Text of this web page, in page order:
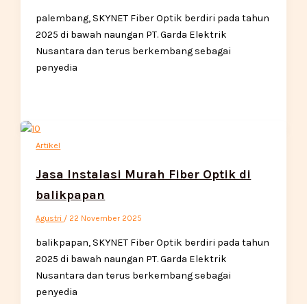
palembang, SKYNET Fiber Optik berdiri pada tahun
2025 di bawah naungan PT. Garda Elektrik
Nusantara dan terus berkembang sebagai
penyedia
Artikel
Jasa Instalasi Murah Fiber Optik di
balikpapan
Agustri / 22 November 2025
balikpapan, SKYNET Fiber Optik berdiri pada tahun
2025 di bawah naungan PT. Garda Elektrik
Nusantara dan terus berkembang sebagai
penyedia